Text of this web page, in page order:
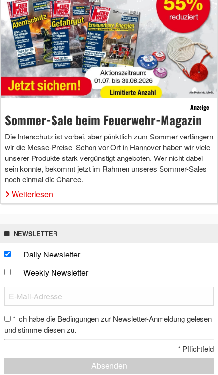
Anzeige
Sommer-Sale beim Feuerwehr-Magazin
Die Interschutz ist vorbei, aber pünktlich zum Sommer verlängern
wir die Messe-Preise! Schon vor Ort in Hannover haben wir viele
unserer Produkte stark vergünstigt angeboten. Wer nicht dabei
sein konnte, bekommt jetzt im Rahmen unseres Sommer-Sales
noch einmal die Chance.
Weiterlesen
NEWSLETTER
Daily Newsletter
Weekly Newsletter
* Ich habe die Bedingungen zur Newsletter-Anmeldung gelesen
und stimme diesen zu.
* Pflichtfeld
Absenden